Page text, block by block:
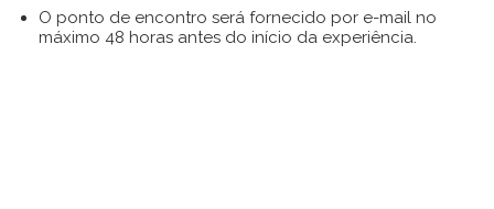
O ponto de encontro será fornecido por e-mail no
máximo 48 horas antes do início da experiência.